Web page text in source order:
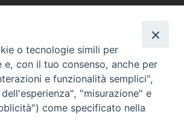
o tecnologie simili per
e, con il tuo consenso, anche per
e funzionalità semplici",
"misurazione" e
come specificato nella